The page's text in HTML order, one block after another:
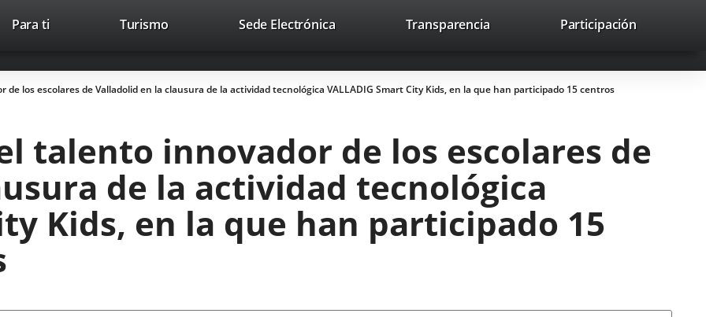
Trabaja con nosotros Contacto avaHeaderSocial
Enlace
una
aplicación
Enlace
una
aplicación
Enlace
una
aplicación
Recherche
Para ti TurismoEste
abrirá
en
nueva.
Sede ElectrónicaEnlace
aplicación
externa.
Transparencia Participación
de los escolares de Valladolid en la clausura de la actividad tecnológica VALLADIG Smart City Kids, en la que han participado 15 centros
talento innovador de los escolares de
de la actividad tecnológica
Kids, en la que han participado 15